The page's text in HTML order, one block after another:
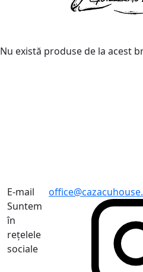
Nu există produse de la acest
E-mail
Suntem
în
rețelele
sociale